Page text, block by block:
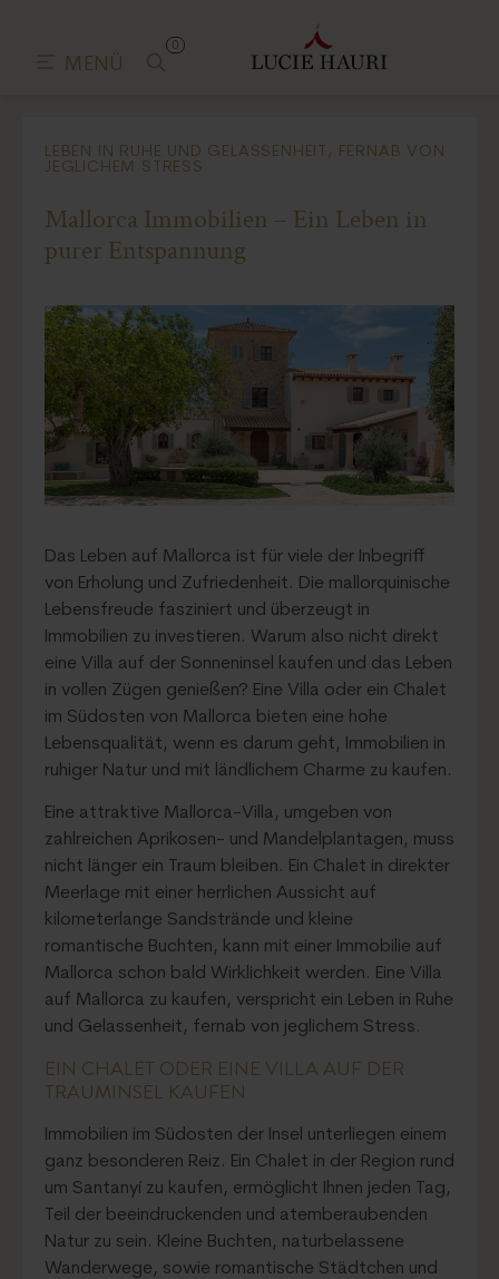
MENÜ
0
LEBEN IN RUHE UND GELASSENHEIT, FERNAB VON
JEGLICHEM STRESS
Mallorca Immobilien – Ein Leben in
purer Entspannung
Das Leben auf Mallorca ist für viele der Inbegriff
von Erholung und Zufriedenheit. Die mallorquinische
Lebensfreude fasziniert und überzeugt in
Immobilien zu investieren. Warum also nicht direkt
eine Villa auf der Sonneninsel kaufen und das Leben
in vollen Zügen genießen? Eine Villa oder ein Chalet
im Südosten von Mallorca bieten eine hohe
Lebensqualität, wenn es darum geht, Immobilien in
ruhiger Natur und mit ländlichem Charme zu kaufen.
Eine attraktive Mallorca-Villa, umgeben von
zahlreichen Aprikosen- und Mandelplantagen, muss
nicht länger ein Traum bleiben. Ein Chalet in direkter
Meerlage mit einer herrlichen Aussicht auf
kilometerlange Sandstrände und kleine
romantische Buchten, kann mit einer Immobilie auf
Mallorca schon bald Wirklichkeit werden. Eine Villa
auf Mallorca zu kaufen, verspricht ein Leben in Ruhe
und Gelassenheit, fernab von jeglichem Stress.
EIN CHALET ODER EINE VILLA AUF DER
TRAUMINSEL KAUFEN
Immobilien im Südosten der Insel unterliegen einem
ganz besonderen Reiz. Ein Chalet in der Region rund
um Santanyí zu kaufen, ermöglicht Ihnen jeden Tag,
Teil der beeindruckenden und atemberaubenden
Natur zu sein. Kleine Buchten, naturbelassene
Wanderwege, sowie romantische Städtchen und